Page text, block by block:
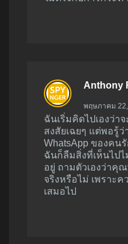
Anthony
พฤษภาคม 22,
ฉันเริ่มคิดไปเองว่า
สงสัยเฉยๆ แต่พอรู้
WhatsApp ของคน
ฉันก็ลืมสิ่งที่เห็นไปไ
อยู่ ถามตัวเองว่าคุ
จริงหรือไม่ เพราะค
เสมอไป